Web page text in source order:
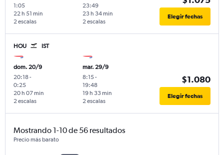
1:05
2 escalas
22 h 51 min
23:49
2 escalas
23 h 34 min Elegir fechas
HOU IST
dom. 20/9
20:18-
0:25
2 escalas
20 h 07 min
mar. 29/9
8:15-
19:48
2 escalas
19 h 33 min
$1.080
Elegir fechas
Mostrando 1-10 de 56 resultados
Precio más barato